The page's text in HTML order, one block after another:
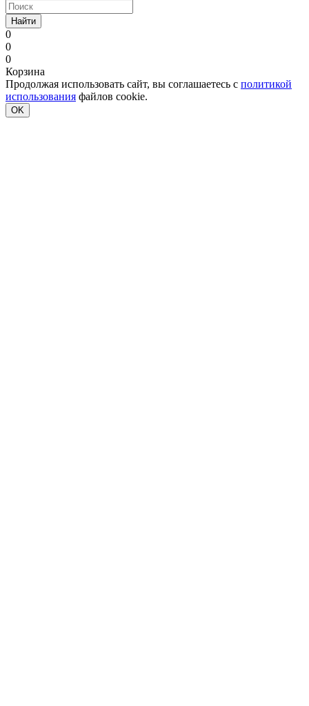
Найти
0
0
0
Корзина
Продолжая использовать сайт, вы соглашаетесь с политикой
использования файлов cookie.
OK